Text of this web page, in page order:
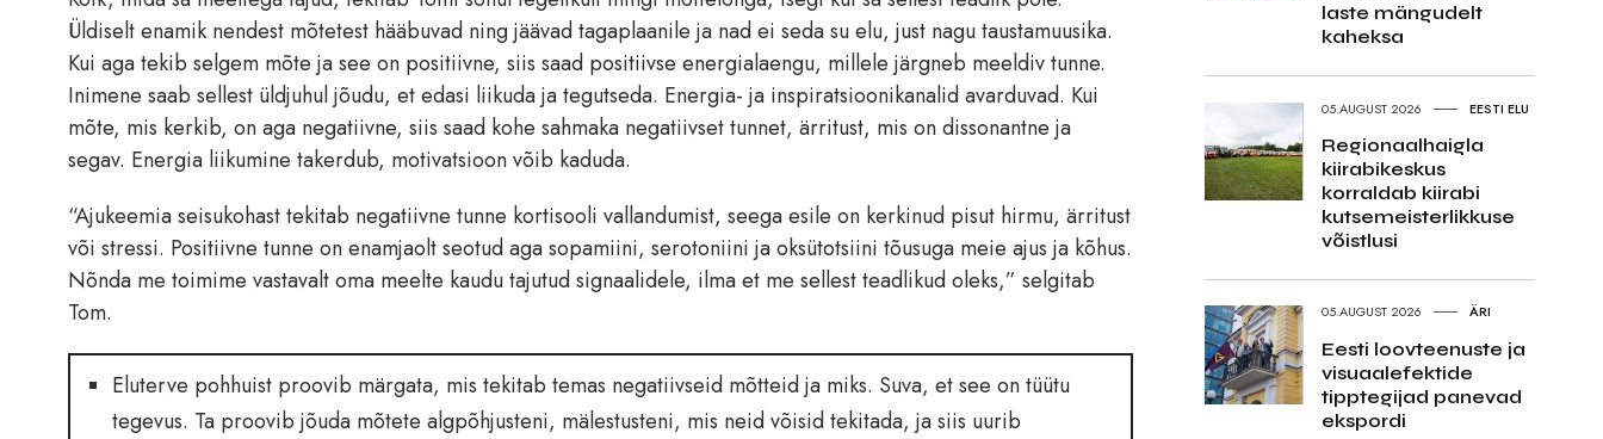
Üldiselt enamik nendest mõtetest hääbuvad ning jäävad tagaplaanile ja nad ei seda su elu, just nagu taustamuusika.
Kui aga tekib selgem mõte ja see on positiivne, siis saad positiivse energialaengu, millele järgneb meeldiv tunne.
Inimene saab sellest üldjuhul jõudu, et edasi liikuda ja tegutseda. Energia- ja inspiratsioonikanalid avarduvad. Kui
mõte, mis kerkib, on aga negatiivne, siis saad kohe sahmaka negatiivset tunnet, ärritust, mis on dissonantne ja
segav. Energia liikumine takerdub, motivatsioon võib kaduda.
“Ajukeemia seisukohast tekitab negatiivne tunne kortisooli vallandumist, seega esile on kerkinud pisut hirmu, ärritust
või stressi. Positiivne tunne on enamjaolt seotud aga sopamiini, serotoniini ja oksütotsiini tõusuga meie ajus ja kõhus.
Nõnda me toimime vastavalt oma meelte kaudu tajutud signaalidele, ilma et me sellest teadlikud oleks,” selgitab
Tom.
Eluterve pohhuist proovib märgata, mis tekitab temas negatiivseid mõtteid ja miks. Suva, et see on tüütu
tegevus. Ta proovib jõuda mõtete algpõhjusteni, mälestusteni, mis neid võisid tekitada, ja siis uurib
laste mängudelt
kaheksa
05.AUGUST 2026 EESTI ELU
Regionaalhaigla
kiirabikeskus
korraldab kiirabi
kutsemeisterlikkuse
võistlusi
05.AUGUST 2026 ÄRI
Eesti loovteenuste ja
visuaalefektide
tipptegijad panevad
ekspordi